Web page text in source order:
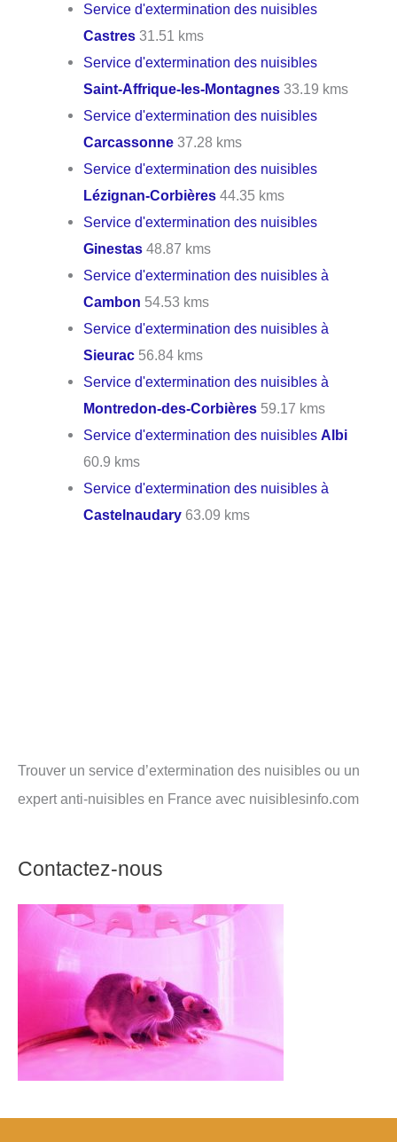
Service d'extermination des nuisibles
Castres 31.51 kms
Service d'extermination des nuisibles
Saint-Affrique-les-Montagnes 33.19 kms
Service d'extermination des nuisibles
Carcassonne 37.28 kms
Service d'extermination des nuisibles
Lézignan-Corbières 44.35 kms
Service d'extermination des nuisibles
Ginestas 48.87 kms
Service d'extermination des nuisibles à
Cambon 54.53 kms
Service d'extermination des nuisibles à
Sieurac 56.84 kms
Service d'extermination des nuisibles à
Montredon-des-Corbières 59.17 kms
Service d'extermination des nuisiblesAlbi
60.9 kms
Service d'extermination des nuisibles à
Castelnaudary 63.09 kms
Trouver un service d’extermination des nuisibles ou un
expert anti-nuisibles en France avec nuisiblesinfo.com
Contactez-nous